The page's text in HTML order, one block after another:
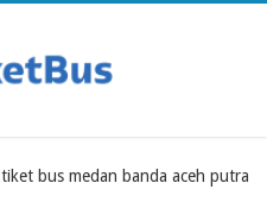
bus medan banda aceh putra